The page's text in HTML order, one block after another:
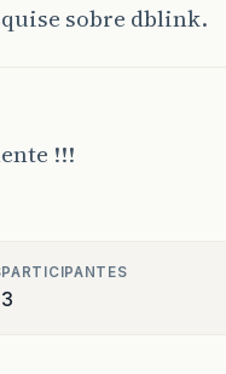
sobre dblink.
!!!
PARTICIPANTES
3